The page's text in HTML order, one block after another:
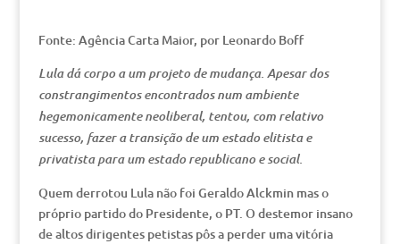
Fonte: Agência Carta Maior, por Leonardo Boff
Lula dá corpo a um projeto de mudança. Apesar dos
constrangimentos encontrados num ambiente
hegemonicamente neoliberal, tentou, com relativo
sucesso, fazer a transição de um estado elitista e
privatista para um estado republicano e social.
Quem derrotou Lula não foi Geraldo Alckmin mas o
próprio partido do Presidente, o PT. O destemor insano
de altos dirigentes petistas pôs a perder uma vitória